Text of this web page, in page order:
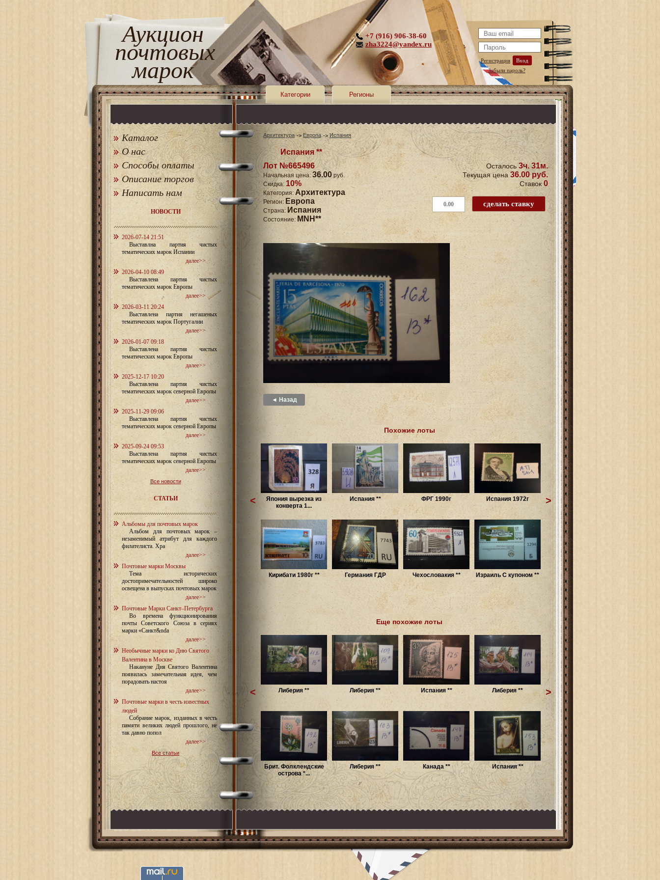
Аукцион
почтовых
марок Регистрация
Вход
Забыли пароль?
+7 (916) 906-38-60
zha3224@yandex.ru
Категории Регионы
Каталог
О нас
Способы оплаты
Описание торгов
Написать нам
НОВОСТИ
2026-07-14 21:51
Выставлна партия чистых
тематических марок Испании
далее>>
2026-04-10 08:49
Выставлена партия чистых
тематических марок Европы
далее>>
2026-03-11 20:24
Выставлена партия негашеных
тематических марок Португалии
далее>>
2026-01-07 09:18
Выставлена партия чистых
тематических марок Европы
далее>>
2025-12-17 10:20
Выставлена партия чистых
тематических марок северной Европы
далее>>
2025-11-29 09:06
Выставлена партия чистых
тематических марок северной Европы
далее>>
2025-09-24 09:53
Выставлена партия чистых
тематических марок северной Европы
далее>>
Все новости
СТАТЬИ
Альбомы для почтовых марок
Альбом для почтовых марок –
незаменимый атрибут для каждого
филателиста. Хра
далее>>
Почтовые марки Москвы
Тема исторических
достопримечательностей широко
освещена в выпусках почтовых марок
далее>>
Почтовые Марки Санкт–Петербурга
Во времена функционирования
почты Советского Союза в сериях
марки «Санкт&nda
далее>>
Необычные марки ко Дню Святого
Валентина в Москве
Накануне Дня Святого Валентина
появилась замечательная идея, чем
порадовать настоя
далее>>
Почтовые марки в честь известных
людей
Собрание марок, изданных в честь
памяти великих людей прошлого, не
так давно попол
далее>>
Все статьи
Архитектура Европа Испания
Испания **
Лот №665496
Начальная цена: 36.00руб.
Скидка: 10%
Категория: Архитектура
Регион: Европа
Страна: Испания
Состояние: MNH**
Осталось3ч. 31м.
Текущая цена 36.00 руб.
Ставок 0
◄ Назад
Похожие лоты
Япония вырезка из
конверта 1...
Испания ** ФРГ 1990г Испания 1972г
Кирибати 1980г ** Германия ГДР Чехословакия ** Израиль С купоном **
< >
Еще похожие лоты
Либерия ** Либерия ** Испания ** Либерия **
Брит. Фолклендские
острова *...
Либерия ** Канада ** Испания **
< >